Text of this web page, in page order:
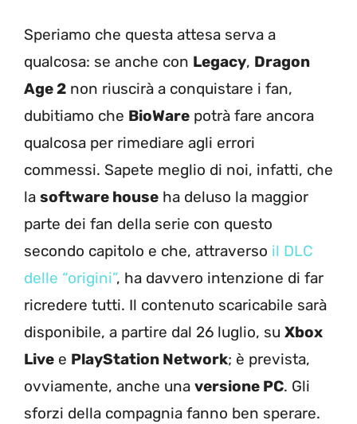
Speriamo che questa attesa serva a
qualcosa: se anche con Legacy, Dragon
Age 2 non riuscirà a conquistare i fan,
dubitiamo che BioWare potrà fare ancora
qualcosa per rimediare agli errori
commessi. Sapete meglio di noi, infatti, che
la software house ha deluso la maggior
parte dei fan della serie con questo
secondo capitolo e che, attraverso il DLC
delle “origini”, ha davvero intenzione di far
ricredere tutti. Il contenuto scaricabile sarà
disponibile, a partire dal 26 luglio, su Xbox
Live e PlayStation Network; è prevista,
ovviamente, anche una versione PC. Gli
sforzi della compagnia fanno ben sperare.